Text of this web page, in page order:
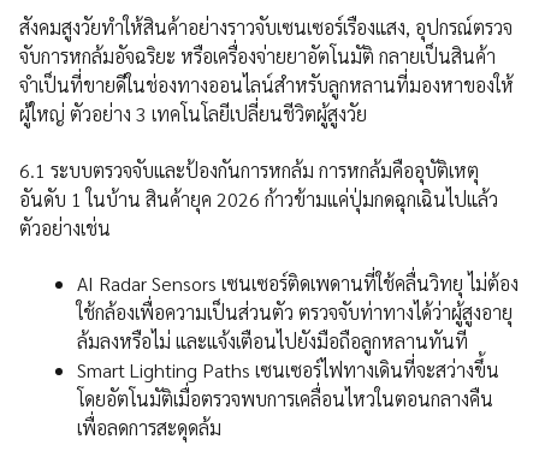
สังคมสูงวัยทำให้สินค้าอย่างราวจับเซนเซอร์เรืองแสง, อุปกรณ์ตรวจ
จับการหกล้มอัจฉริยะ หรือเครื่องจ่ายยาอัตโนมัติ กลายเป็นสินค้า
จำเป็นที่ขายดีในช่องทางออนไลน์สำหรับลูกหลานที่มองหาของให้
ผู้ใหญ่ ตัวอย่าง 3 เทคโนโลยีเปลี่ยนชีวิตผู้สูงวัย
6.1 ระบบตรวจจับและป้องกันการหกล้ม การหกล้มคืออุบัติเหตุ
อันดับ 1 ในบ้าน สินค้ายุค 2026 ก้าวข้ามแค่ปุ่มกดฉุกเฉินไปแล้ว
ตัวอย่างเช่น
AI Radar Sensors เซนเซอร์ติดเพดานที่ใช้คลื่นวิทยุ ไม่ต้อง
ใช้กล้องเพื่อความเป็นส่วนตัว ตรวจจับท่าทางได้ว่าผู้สูงอายุ
ล้มลงหรือไม่ และแจ้งเตือนไปยังมือถือลูกหลานทันที
Smart Lighting Paths เซนเซอร์ไฟทางเดินที่จะสว่างขึ้น
โดยอัตโนมัติเมื่อตรวจพบการเคลื่อนไหวในตอนกลางคืน
เพื่อลดการสะดุดล้ม